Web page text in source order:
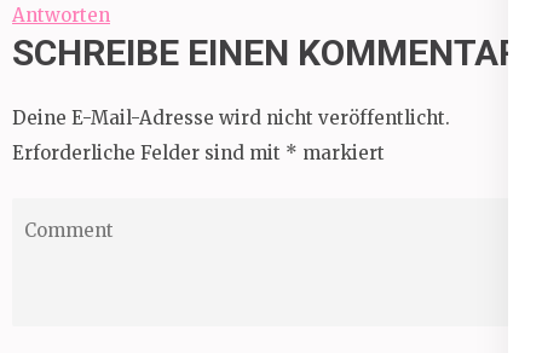
Antworten
SCHREIBE EINEN KOMMENTAR
Deine E-Mail-Adresse wird nicht veröffentlicht.
Erforderliche Felder sind mit * markiert